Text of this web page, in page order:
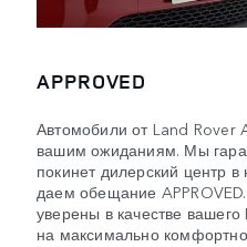
APPROVED
Автомобили от Land Rover
вашим ожиданиям. Мы
покинет дилерский центр
даем обещание
уверены в качестве
на максимально